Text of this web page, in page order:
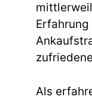
Erfahrung
Als